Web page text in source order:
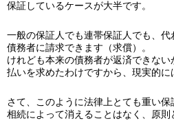
保証しているケースが大半です。
一般の保証人でも連帯保証人でも、
債務者に請求できます（求償）。
けれども本来の債務者が返済できな
払いを求めたわけですから、現実的に
さて、このように法律上とても重い保
相続によって消えることはなく、原